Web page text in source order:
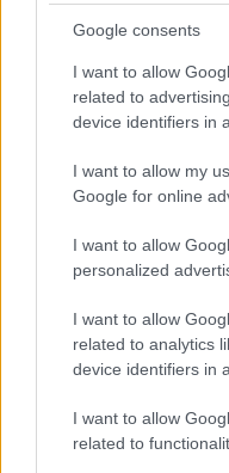
Google consents
I want to allow
related to
device identifiers in
I want to allow my
Google for online
I want to allow
personalized
I want to allow
related to analytics
device identifiers in
I want to allow
related to
«Σύνδρομο του
ότι τους
Όταν είσαι